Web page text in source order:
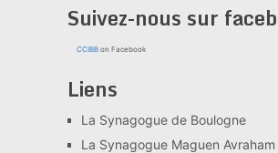
Suivez-nous sur
CCIBBon Facebook
Liens
La Synagogue de Boulogne
La Synagogue Maguen Avraham